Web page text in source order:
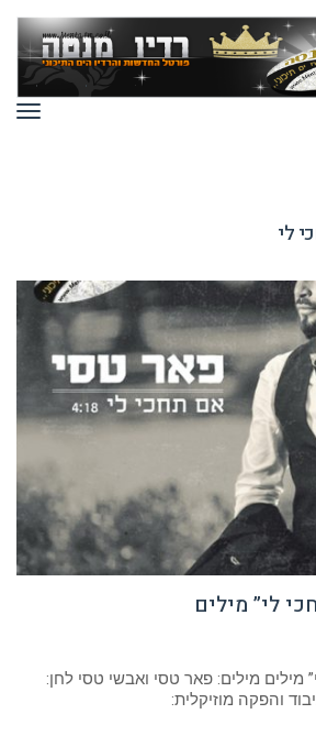
לי
לי” מילים
מילים מילים: פאר טסי ואבשי טסי לחן: